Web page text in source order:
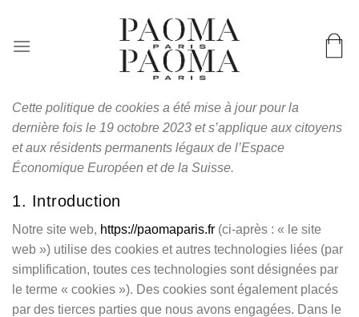
contenu
Cette politique de cookies a été mise à jour pour la
dernière fois le 19 octobre 2023 et s’applique aux citoyens
et aux résidents permanents légaux de l’Espace
Économique Européen et de la Suisse.
1. Introduction
Notre site web, https://paomaparis.fr (ci-après : « le site
web ») utilise des cookies et autres technologies liées (par
simplification, toutes ces technologies sont désignées par
le terme « cookies »). Des cookies sont également placés
par des tierces parties que nous avons engagées. Dans le